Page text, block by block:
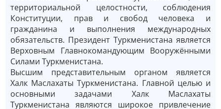
территориальной целостности, соблюдения
Конституции, прав и свобод человека и
гражданина и выполнения международных
обязательств. Президент Туркменистана является
Верховным Главнокомандующим Вооружёнными
Силами Туркменистана.
Высшим представительным органом является
Халк Маслахаты Туркменистана. Главной целью и
основными задачами Халк Маслахаты
Туркменистана являются широкое привлечение